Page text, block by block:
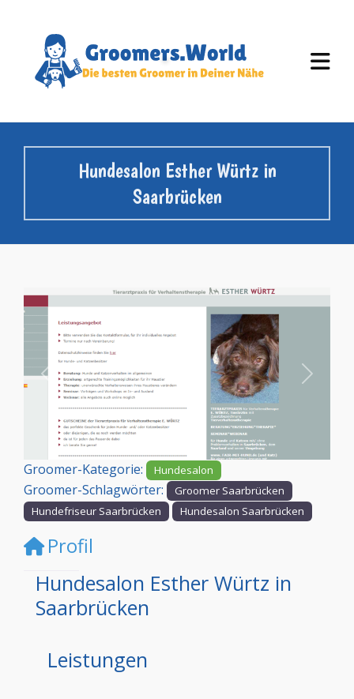
Hundesalon Esther Würtz in
Saarbrücken
Vorheriges
Groomer-Kategorie: Hundesalon
Groomer-Schlagwörter:
Groomer Saarbrücken
Hundefriseur Saarbrücken
Hundesalon Saarbrücken
Profil
Hundesalon Esther Würtz in
Saarbrücken
Leistungen